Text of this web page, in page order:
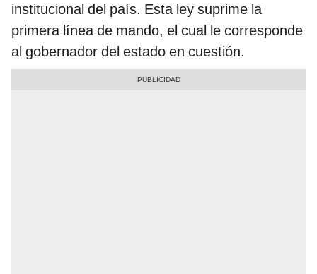
institucional del país. Esta ley suprime la
primera línea de mando, el cual le corresponde
al gobernador del estado en cuestión.